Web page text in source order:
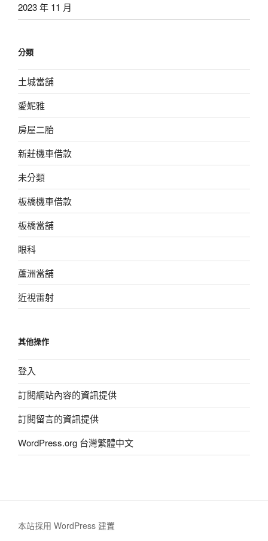
2023 年 11 月
分類
土城當舖
愛妮雅
房屋二胎
新莊機車借款
未分類
板橋機車借款
板橋當舖
眼科
蘆洲當舖
近視雷射
其他操作
登入
訂閱網站內容的資訊提供
訂閱留言的資訊提供
WordPress.org 台灣繁體中文
本站採用 WordPress 建置